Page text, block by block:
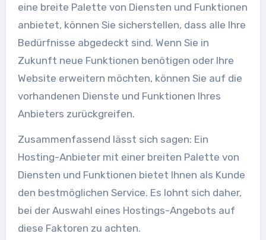
eine breite Palette von Diensten und Funktionen
anbietet, können Sie sicherstellen, dass alle Ihre
Bedürfnisse abgedeckt sind. Wenn Sie in
Zukunft neue Funktionen benötigen oder Ihre
Website erweitern möchten, können Sie auf die
vorhandenen Dienste und Funktionen Ihres
Anbieters zurückgreifen.
Zusammenfassend lässt sich sagen: Ein
Hosting-Anbieter mit einer breiten Palette von
Diensten und Funktionen bietet Ihnen als Kunde
den bestmöglichen Service. Es lohnt sich daher,
bei der Auswahl eines Hostings-Angebots auf
diese Faktoren zu achten.